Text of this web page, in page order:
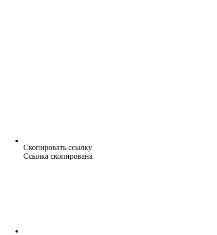
Скопировать ссылку
Ссылка скопирована